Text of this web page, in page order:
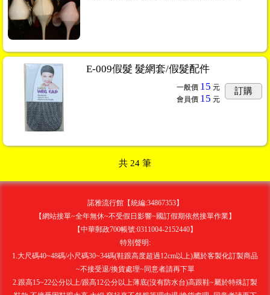
E-009假髮 髮網套/假髮配件
一般價 15 元
會員價 15 元
訂購
共 24 筆
諾雅流行館【統編:34867353】
【網站接單~全年無休~不受假日影響~國訂假期依然接單作業】
【中華郵政700帳號:0311004-2152440】
特別聲明:
1.大尺碼40~48碼/小尺碼30~34碼(鞋跟高度超過12cm以上)屬於客製化訂製商品
~不接受退/換貨處理~同意者請再下單
2.跟高15~22公分以上/跟高12公分以上薄底(沒有防水台)高跟鞋~屬於特殊訂製